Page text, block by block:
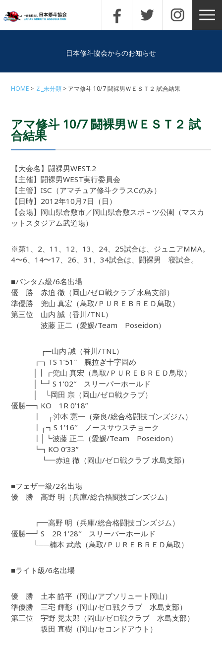
日本修斗協会からのお知らせ
HOME Ｚ_未分類 アマ修斗 10/7 闘裸男ＷＥＳＴ２ 試合結果
アマ修斗 10/7 闘裸男ＷＥＳＴ２ 試
合結果
【大会名】闘裸男WEST.2
【主催】闘裸男WEST実行委員会
【主管】ISC（アマチュア修斗クラスCのみ）
【日時】2012年10月7日（日）
【会場】岡山県倉敷市／岡山県倉敷スポ－ツ公園（マスカ
ットスタジアム武道場）
※第1、2、11、12、13、24、25試合は、ジュニアMMA。
4〜6、14〜17、26、31、34試合は、闘裸男 寝試合。
■バンタム級/6名出場
優 勝 赤迫 徹（岡山/ゼロ戦クラブ 水島支部）
準優勝 兜山 真宏（鳥取/ＰＵＲＥＢＲＥＤ鳥取）
第三位 山内 誠（香川/TNL）
波藤 正二（愛媛/Team Poseidon）
┌─山内 誠（香川/TNL）
┏┓TS 1’51″ 腕拉ぎ十字固め
│┃┏兜山 真宏（鳥取/ＰＵＲＥＢＲＥＤ鳥取）
│┗┛S 1’02″ スリーパーホールド
│ └岡田 宗（岡山/ゼロ戦クラブ）
優勝━┓KO 1R 0’18”
┃ ┌沖本 憲一（奈良/総合格闘技ゴンズジム）
┃┌┓S 1’16″ ノースサウスチョーク
┃│┗波藤 正二（愛媛/Team Poseidon）
┗┓KO 0’33”
┗━赤迫 徹（岡山/ゼロ戦クラブ 水島支部）
■フェザー級/2名出場
優 勝 高野 明（兵庫/総合格闘技ゴンズジム）
┏━高野 明（兵庫/総合格闘技ゴンズジム）
優勝━┛S 2R 1’28″ スリーパーホールド
└──楠本 武蔵（鳥取/ＰＵＲＥＢＲＥＤ鳥取）
■ライト級/6名出場
優 勝 土本 皓平（岡山/アブソリュート岡山）
準優勝 三宅 輝彰（岡山/ゼロ戦クラブ 水島支部）
第三位 宇野 晃太郎（岡山/ゼロ戦クラブ 水島支部）
坂田 直樹（岡山/セコンドアウト）